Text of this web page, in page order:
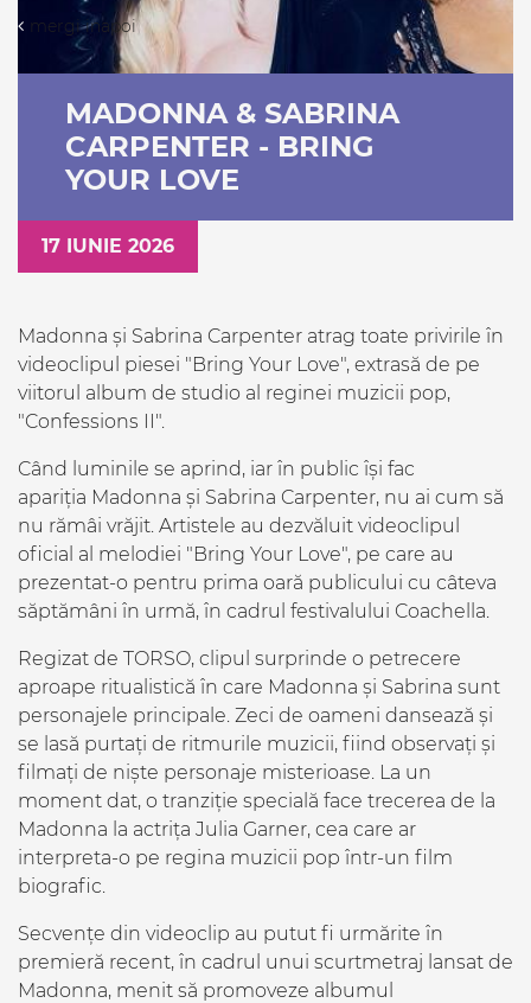
mergi inapoi
MADONNA & SABRINA
CARPENTER - BRING
YOUR LOVE
17 IUNIE 2026
Madonna și Sabrina Carpenter atrag toate privirile în
videoclipul piesei "Bring Your Love", extrasă de pe
viitorul album de studio al reginei muzicii pop,
"Confessions II".
Când luminile se aprind, iar în public își fac
apariția Madonna și Sabrina Carpenter, nu ai cum să
nu rămâi vrăjit. Artistele au dezvăluit videoclipul
oficial al melodiei "Bring Your Love", pe care au
prezentat-o pentru prima oară publicului cu câteva
săptămâni în urmă, în cadrul festivalului Coachella.
Regizat de TORSO, clipul surprinde o petrecere
aproape ritualistică în care Madonna și Sabrina sunt
personajele principale. Zeci de oameni dansează și
se lasă purtați de ritmurile muzicii, fiind observați și
filmați de niște personaje misterioase. La un
moment dat, o tranziție specială face trecerea de la
Madonna la actrița Julia Garner, cea care ar
interpreta-o pe regina muzicii pop într-un film
biografic.
Secvențe din videoclip au putut fi urmărite în
premieră recent, în cadrul unui scurtmetraj lansat de
Madonna, menit să promoveze albumul